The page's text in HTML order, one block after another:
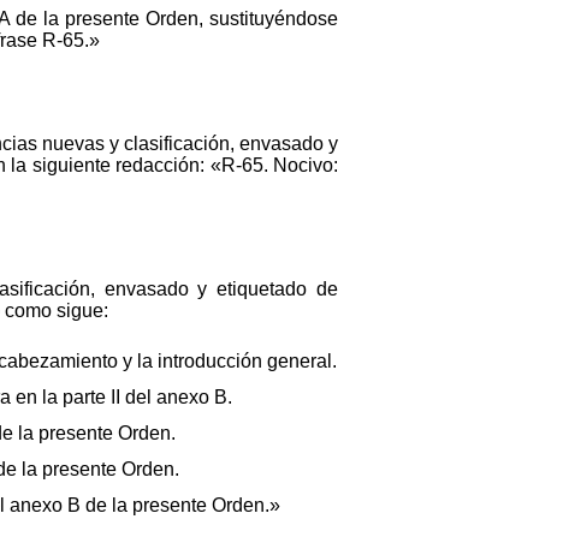
de la presente Orden, sustituyéndose
R-65.»
nuevas y clasificación, envasado y
la siguiente redacción: «R-65. Nocivo:
envasado y etiquetado de
sigue:
y la introducción general.
en la parte II del anexo B.
la presente Orden.
la presente Orden.
B de la presente Orden.»